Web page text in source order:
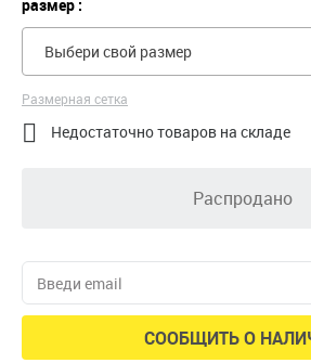
размер :
Выбери свой размер
Размерная сетка
 Недостаточно товаров на складе
Распродано
СООБЩИТЬ О